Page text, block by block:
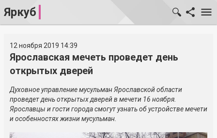
Яркуб
12 ноября 2019 14:39
Ярославская мечеть проведет день
открытых дверей
Духовное управление мусульман Ярославской области
проведет день открытых дверей в мечети 16 ноября.
Ярославцы и гости города смогут узнать об устройстве мечети
и особенностях жизни мусульман.